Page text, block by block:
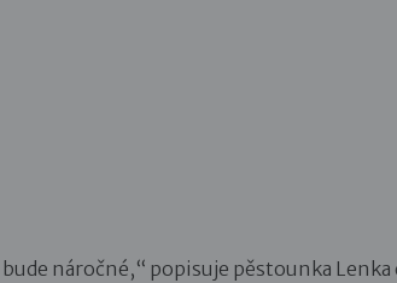
bude náročné,“ popisuje pěstounka